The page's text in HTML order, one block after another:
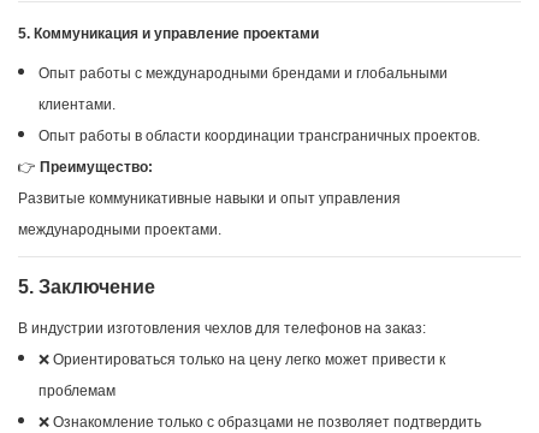
5. Коммуникация и управление проектами
Опыт работы с международными брендами и глобальными
клиентами.
Опыт работы в области координации трансграничных проектов.
👉 Преимущество:
Развитые коммуникативные навыки и опыт управления
международными проектами.
5. Заключение
В индустрии изготовления чехлов для телефонов на заказ:
❌ Ориентироваться только на цену легко может привести к
проблемам
❌ Ознакомление только с образцами не позволяет подтвердить